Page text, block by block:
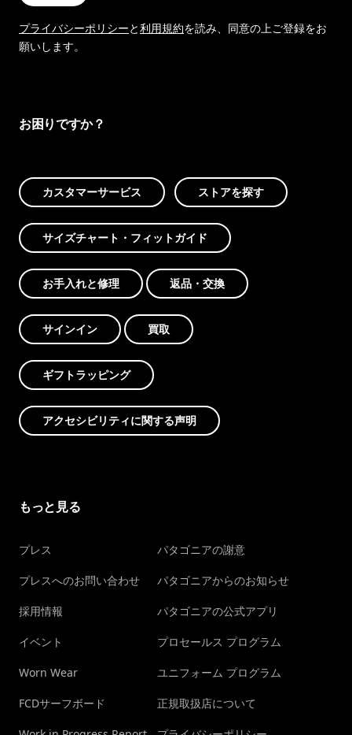
プライバシーポリシーと利用規約を読み、同意の上ご登録をお
願いします。
お困りですか？
カスタマーサービス ストアを探す
サイズチャート・フィットガイド
お手入れと修理 返品・交換
サインイン 買取
ギフトラッピング
アクセシビリティに関する声明
もっと見る
プレス
プレスへのお問い合わせ
採用情報
イベント
Worn Wear
FCDサーフボード
パタゴニアの謝意
パタゴニアからのお知らせ
パタゴニアの公式アプリ
プロセールス プログラム
ユニフォーム プログラム
正規取扱店について